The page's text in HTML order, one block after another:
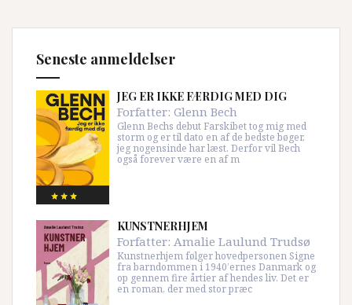
Seneste anmeldelser
JEG ER IKKE FÆRDIG MED DIG
Forfatter: Glenn Bech
Glenn Bechs debut Farskibet tog mig med
storm og er til dato en af de bedste bøger,
jeg nogensinde har læst. Derfor vil Bech
også forever være en af m
KUNSTNERHJEM
Forfatter: Amalie Laulund Trudsø
Kunstnerhjem følger hovedpersonen Signe
fra barndommen i 1940’ernes Danmark og
op gennem fire årtier af hendes liv. Det er
en roman, der med stor præc